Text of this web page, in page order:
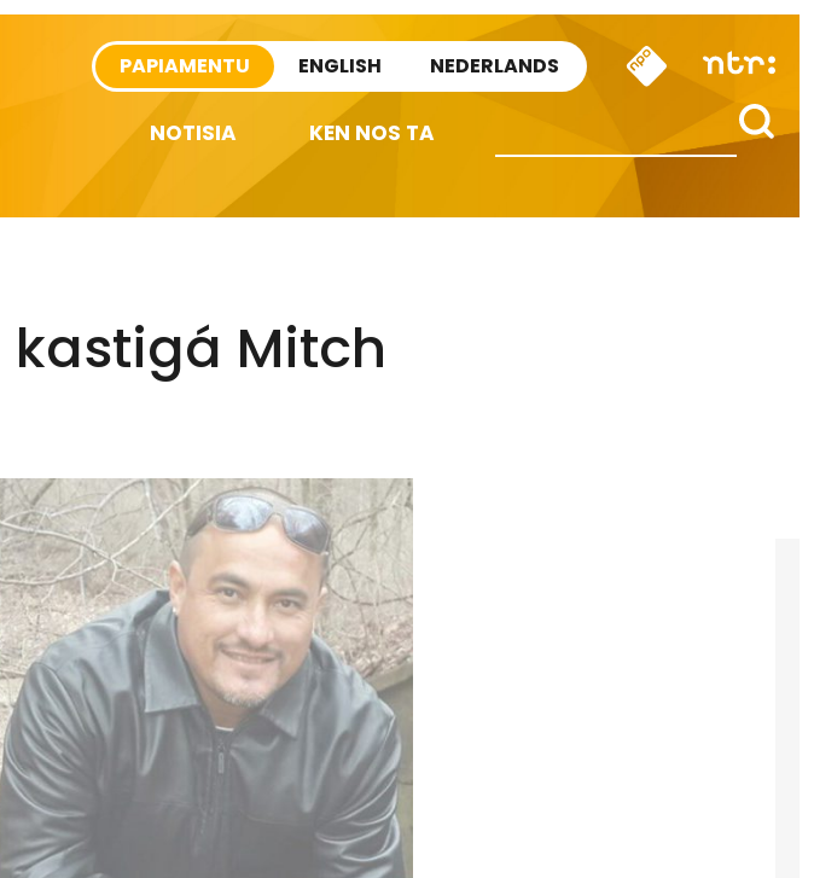
PAPIAMENTU ENGLISH NEDERLANDS
NOTISIA KEN NOS TA
kastigá Mitch